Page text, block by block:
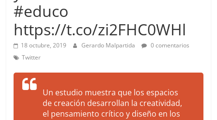
#educo
https://t.co/zi2FHC0WHl
18 octubre, 2019 Gerardo Malpartida
0 comentarios
Twitter
Un estudio muestra que los espacios
de creación desarrollan la creatividad,
el pensamiento crítico y diseño en los